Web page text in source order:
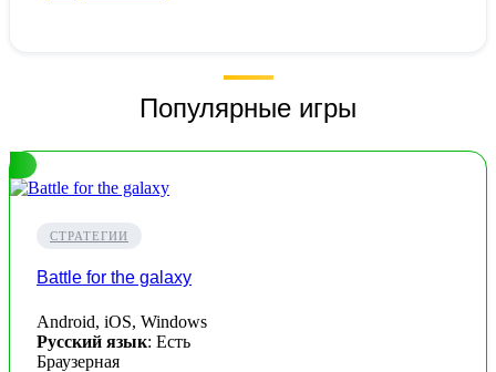
Популярные игры
СТРАТЕГИИ
Battle for the galaxy
Android, iOS, Windows
Русский язык: Есть
Браузерная